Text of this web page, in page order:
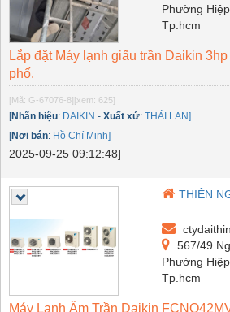
Phường
Tp.hcm
Lắp đặt Máy lạnh giấu trần Daikin
phố.
[Mã: G-67076-8][xem: 625]
[Nhãn hiệu: DAIKIN - Xuất xứ: THÁI LAN]
[Nơi bán: Hồ Chí Minh]
2025-09-25 09:12:48]
THIÊN
567/49
Phường
Tp.hcm
Máy Lạnh Âm Trần Daikin